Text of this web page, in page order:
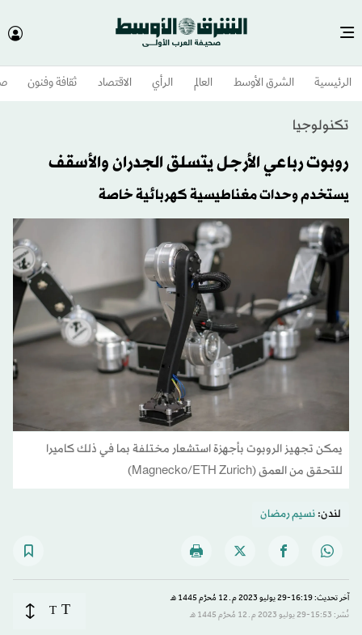
الرئيسية الشرق الأوسط​ العالم الرأي الاقتصاد ثقافة وفنون
تكنولوجيا
روبوت رباعي الأرجل يتسلق الجدران والأسقف
يستخدم وحدات مغناطيسية كهربائية خاصة
يمكن تجهيز الروبوت بأجهزة استشعار مختلفة بما في ذلك كاميرا
للتحقق من العمق (Magnecko/ETH Zurich)
لندن:نسيم رمضان
آخر تحديث: 16:19-29 يوليو 2023 م ـ 12 مُحرَّم 1445 هـ
نُشر: 15:53-29 يوليو 2023 م ـ 12 مُحرَّم 1445 هـ
T
T